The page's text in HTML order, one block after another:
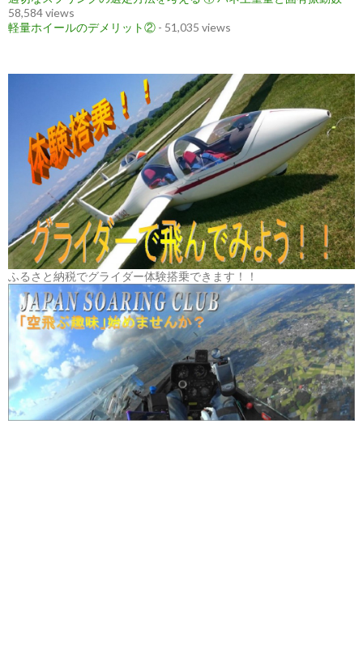
58,584 views
軽量ホイールのデメリット② - 51,035 views
ふるさと納税でグライダー体験搭乗できます！！